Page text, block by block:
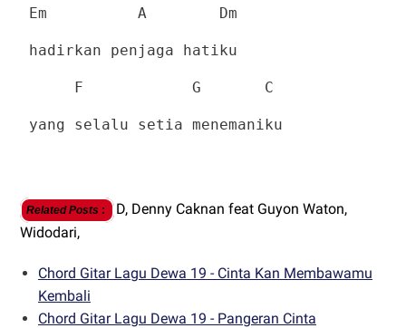
Em A Dm
hadirkan penjaga hatiku
F G C
yang selalu setia menemaniku
Related Posts : D, Denny Caknan feat Guyon Waton,
Widodari,
Chord Gitar Lagu Dewa 19 - Cinta Kan Membawamu
Kembali
Chord Gitar Lagu Dewa 19 - Pangeran Cinta